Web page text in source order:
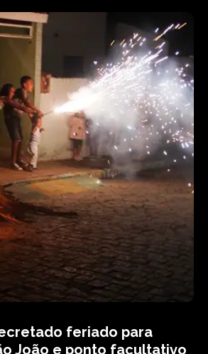
feriado para
João e ponto facultativo